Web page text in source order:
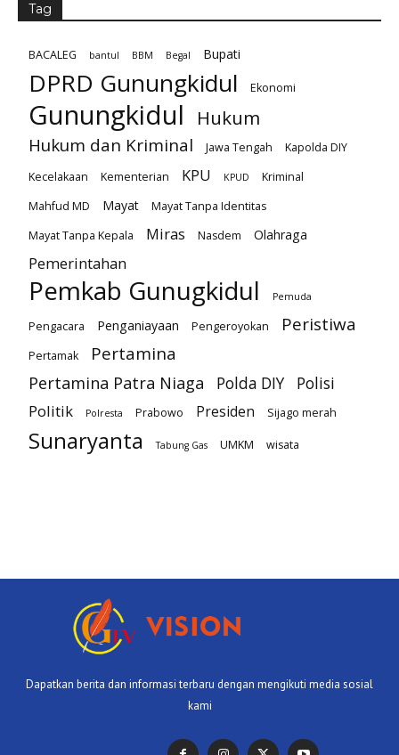
Tag
BACALEG bantul BBM Begal Bupati
DPRD Gunungkidul Ekonomi
Gunungkidul Hukum
Hukum dan Kriminal Jawa Tengah
Kapolda DIY
Kecelakaan
Kementerian KPU KPUD
Kriminal
Mahfud MD
Mayat
Mayat Tanpa Identitas
Mayat Tanpa Kepala
Miras Nasdem Olahraga
Pemerintahan
Pemkab Gunugkidul Pemuda
Pengacara Penganiayaan Pengeroyokan Peristiwa
Pertamak Pertamina
Pertamina Patra Niaga Polda DIY
Polisi
Politik
Polresta Prabowo Presiden Sijago merah
Sunaryanta Tabung Gas UMKM wisata
Dapatkan berita dan informasi terbaru dengan mengikuti media sosial
kami